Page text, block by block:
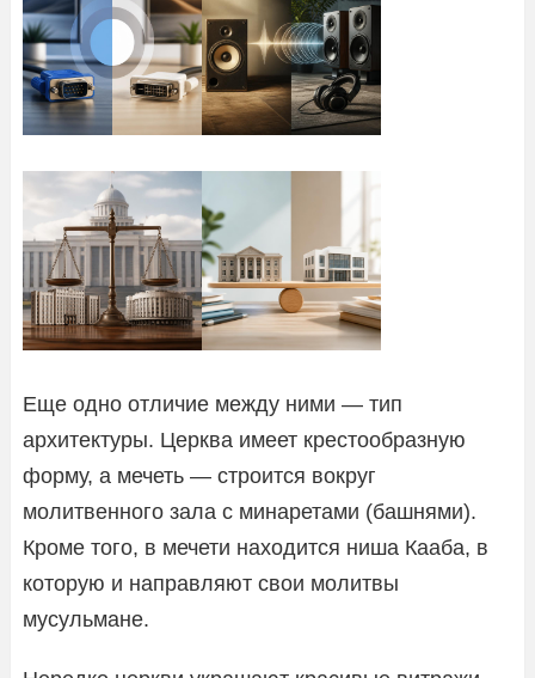
Еще одно отличие между ними — тип
архитектуры. Церква имеет крестообразную
форму, а мечеть — строится вокруг
молитвенного зала с минаретами (башнями).
Кроме того, в мечети находится ниша Кааба, в
которую и направляют свои молитвы
мусульмане.